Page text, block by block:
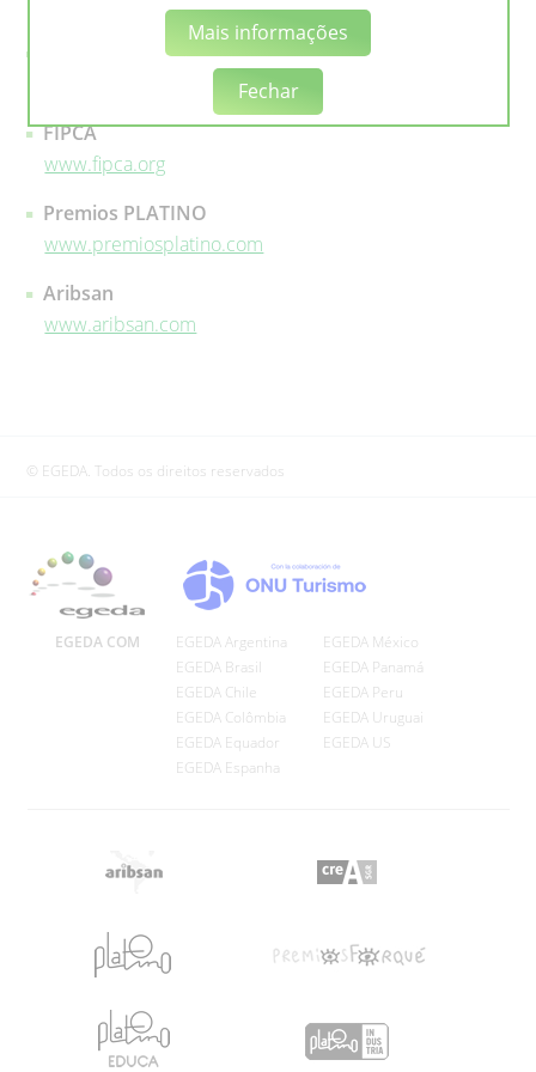
Mais informações
Fechar
FIPCA
www.fipca.org
Premios PLATINO
www.premiosplatino.com
Aribsan
www.aribsan.com
© EGEDA. Todos os direitos reservados
EGEDA COM
EGEDA Argentina
EGEDA Brasil
EGEDA Chile
EGEDA Colômbia
EGEDA Equador
EGEDA Espanha
EGEDA México
EGEDA Panamá
EGEDA Peru
EGEDA Uruguai
EGEDA US